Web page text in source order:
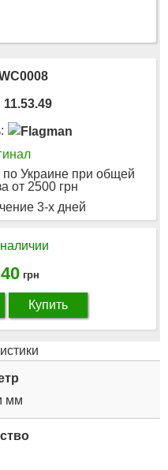
11.53.49
по Украине при общей
от 2500 грн
3-х дней
грн
Купить
мм